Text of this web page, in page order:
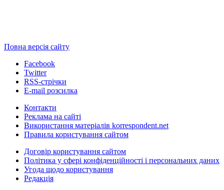
Повна версія сайту
Facebook
Twitter
RSS-стрічки
E-mail розсилка
Контакти
Реклама на сайті
Використання матеріалів korrespondent.net
Правила користування сайтом
Договір користування сайтом
Політика у сфері конфіденційності і персональних даних
Угода щодо користування
Редакція